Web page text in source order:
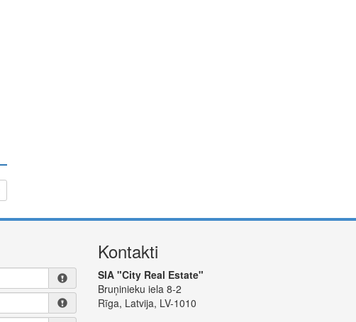
Kontakti
SIA "City Real Estate"
Bruņinieku iela 8-2
Rīga, Latvija, LV-1010